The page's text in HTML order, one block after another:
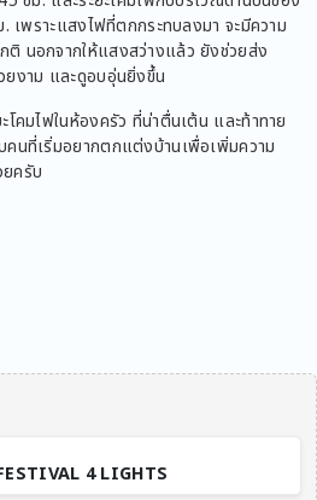
เพราะแสงไฟที่ตกกระทบลงมา จะมีความ
ติ นอกจากให้แสงสว่างแล้ว ยังช่วยส่ง
ยงาม และดูอบอุ่นยิ่งขึ้น
โคมไฟในห้องครัว ที่น่าตื่นเต้น และท้าทาย
คนที่เริ่มอยากตกแต่งบ้านเพื่อเพิ่มความ
ครับ
4 LIGHTS